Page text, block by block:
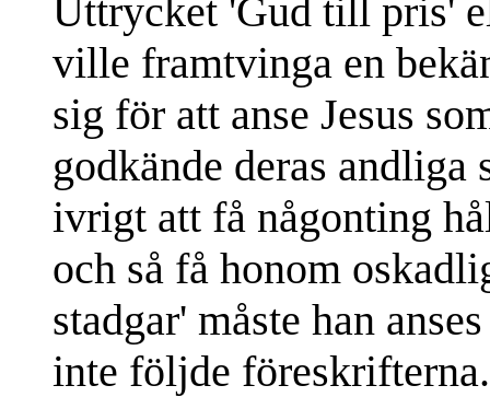
Uttrycket 'Gud till pris'
ville framtvinga en
sig för att anse Jesus
godkände deras
ivrigt att få någonting
och så få honom
stadgar' måste han
inte följde